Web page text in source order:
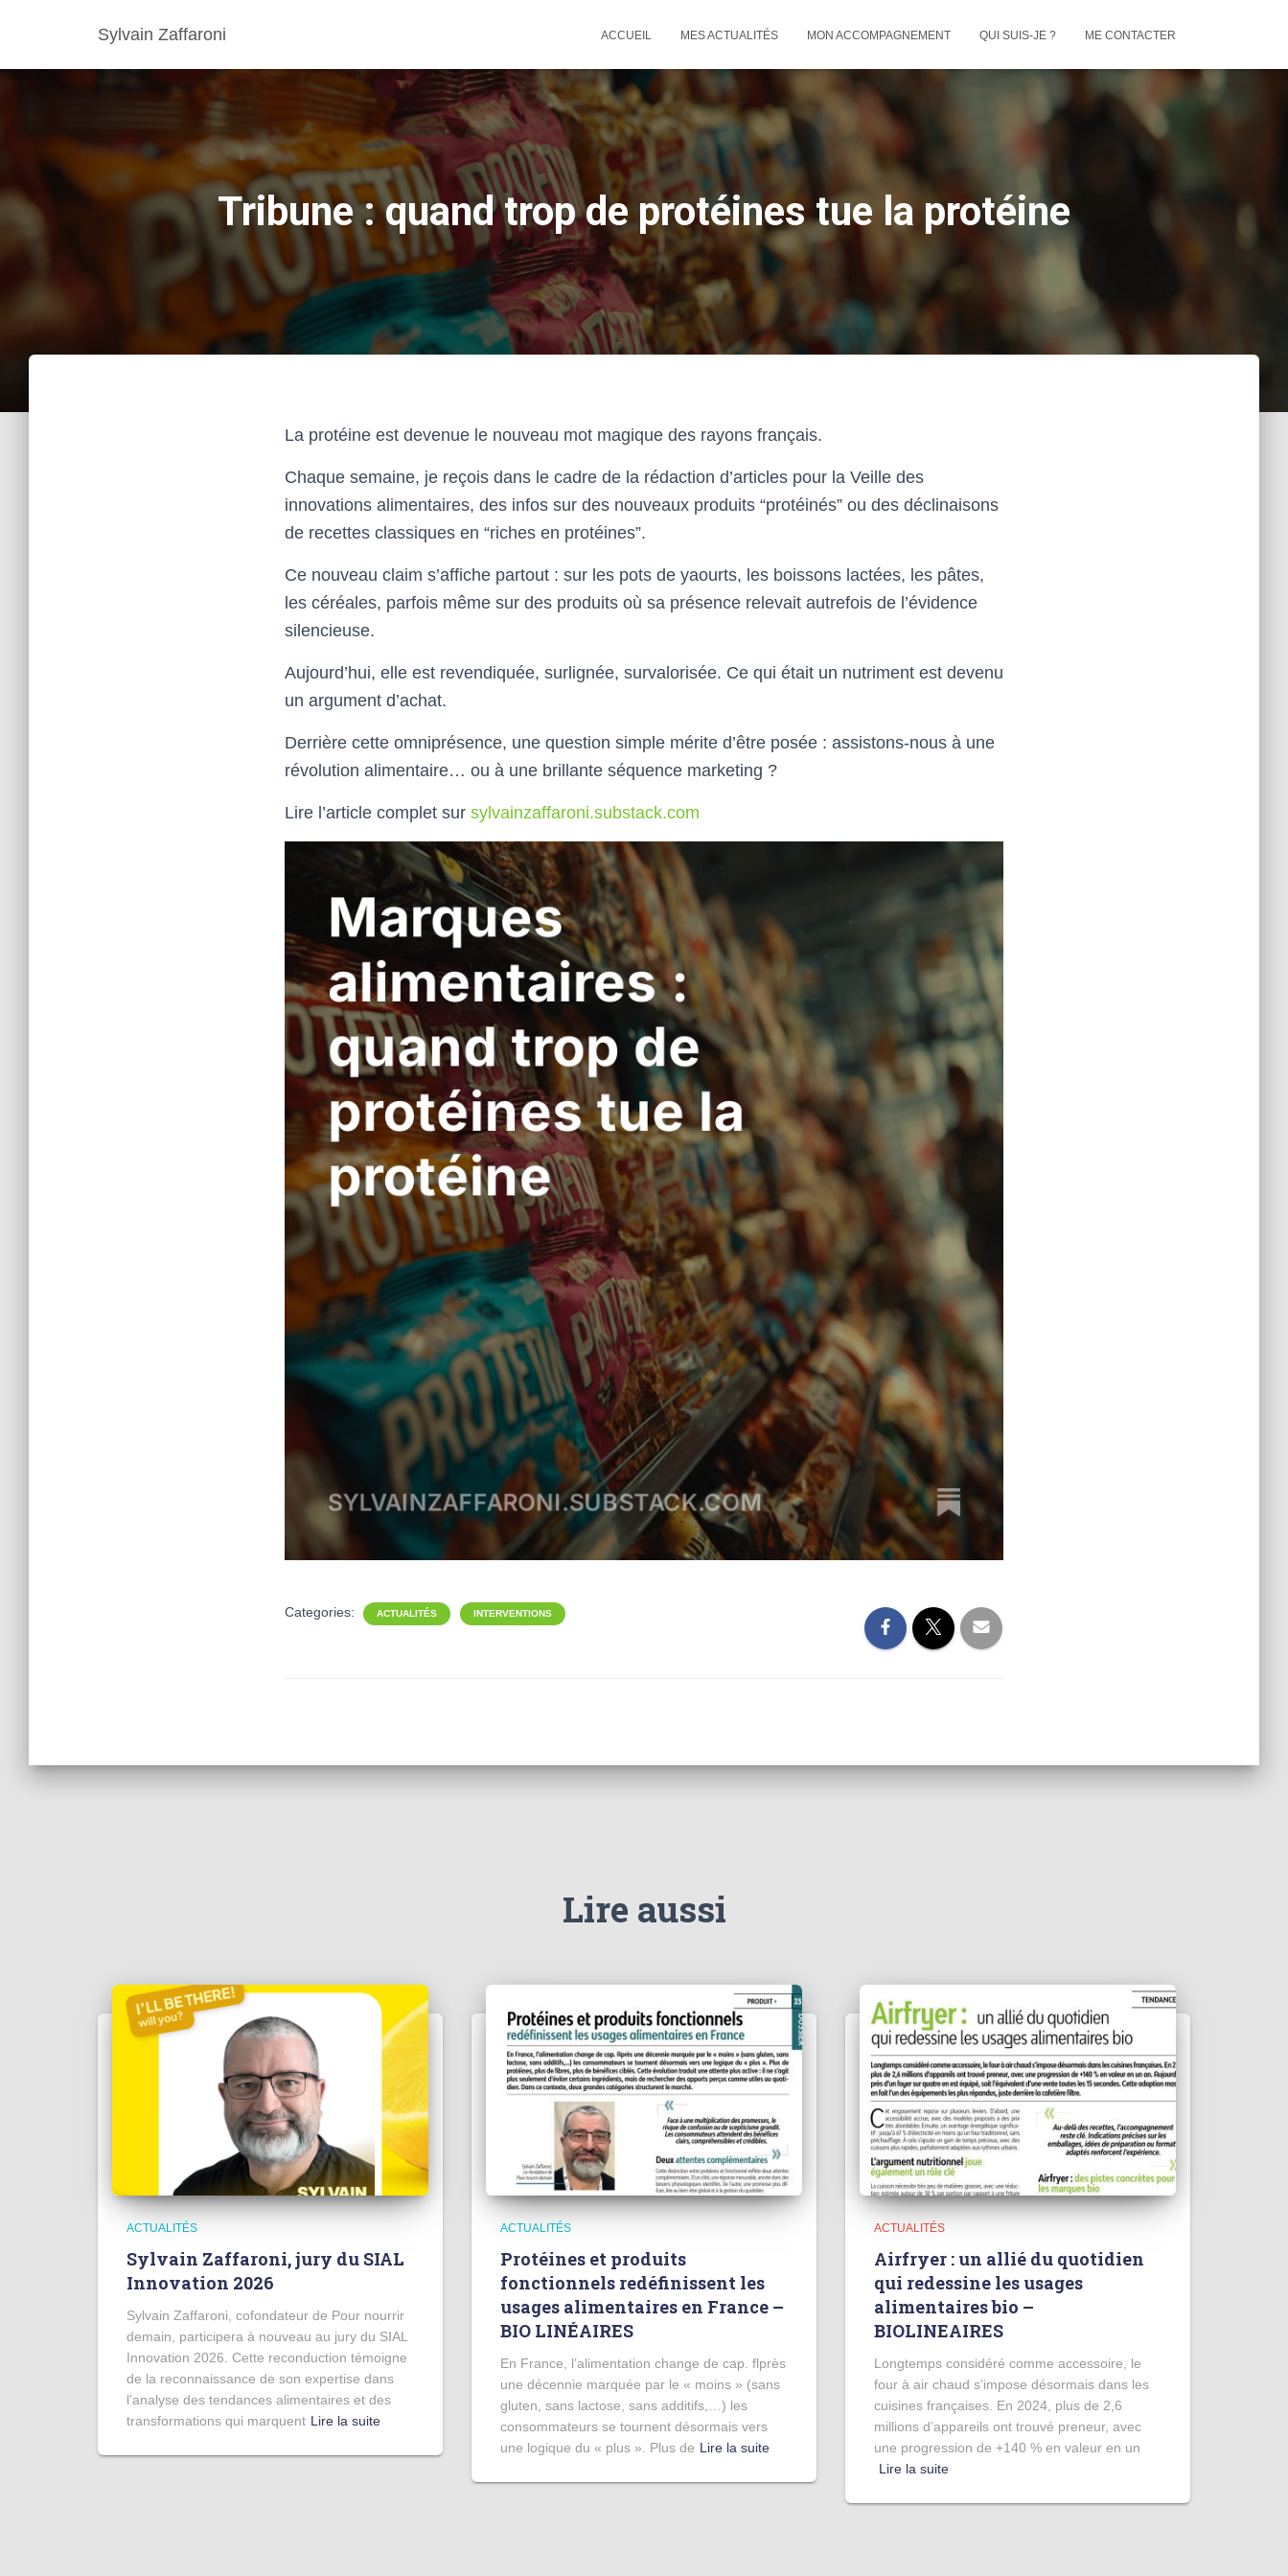
Sylvain Zaffaroni ACCUEIL MES ACTUALITÉS MON ACCOMPAGNEMENT QUI SUIS-JE ? ME CONTACTER
Tribune : quand trop de protéines tue la protéine
La protéine est devenue le nouveau mot magique des rayons français.
Chaque semaine, je reçois dans le cadre de la rédaction d’articles pour la Veille des
innovations alimentaires, des infos sur des nouveaux produits “protéinés” ou des déclinaisons
de recettes classiques en “riches en protéines”.
Ce nouveau claim s’affiche partout : sur les pots de yaourts, les boissons lactées, les pâtes,
les céréales, parfois même sur des produits où sa présence relevait autrefois de l’évidence
silencieuse.
Aujourd’hui, elle est revendiquée, surlignée, survalorisée. Ce qui était un nutriment est devenu
un argument d’achat.
Derrière cette omniprésence, une question simple mérite d’être posée : assistons-nous à une
révolution alimentaire… ou à une brillante séquence marketing ?
Lire l’article complet sur sylvainzaffaroni.substack.com
Categories: ACTUALITÉS INTERVENTIONS
Lire aussi
ACTUALITÉS
Sylvain Zaffaroni, jury du SIAL
Innovation 2026
Sylvain Zaffaroni, cofondateur de Pour nourrir
demain, participera à nouveau au jury du SIAL
Innovation 2026. Cette reconduction témoigne
de la reconnaissance de son expertise dans
l’analyse des tendances alimentaires et des
transformations qui marquent Lire la suite
ACTUALITÉS
Protéines et produits
fonctionnels redéfinissent les
usages alimentaires en France –
BIO LINÉAIRES
En France, l’alimentation change de cap. flprès
une décennie marquée par le « moins » (sans
gluten, sans lactose, sans additifs,…) les
consommateurs se tournent désormais vers
une logique du « plus ». Plus de Lire la suite
ACTUALITÉS
Airfryer : un allié du quotidien
qui redessine les usages
alimentaires bio –
BIOLINEAIRES
Longtemps considéré comme accessoire, le
four à air chaud s’impose désormais dans les
cuisines françaises. En 2024, plus de 2,6
millions d’appareils ont trouvé preneur, avec
une progression de +140 % en valeur en un
Lire la suite